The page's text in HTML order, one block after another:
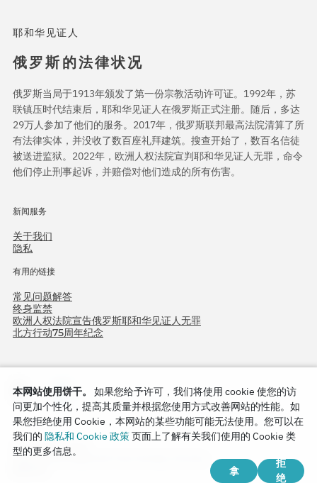
耶和华见证人
俄罗斯的法律状况
俄罗斯当局于1913年颁发了第一份宗教活动许可证。1992年，苏
联镇压时代结束后，耶和华见证人在俄罗斯正式注册。随后，多达
29万人参加了他们的服务。2017年，俄罗斯联邦最高法院清算了所
有法律实体，并没收了数百座礼拜建筑。搜查开始了，数百名信徒
被送进监狱。2022年，欧洲人权法院宣判耶和华见证人无罪，命令
他们停止刑事起诉，并赔偿对他们造成的所有伤害。
新闻服务
关于我们
隐私
有用的链接
常见问题解答
终身监禁
欧洲人权法院宣告俄罗斯耶和华见证人无罪
北方行动75周年纪念
Copyright © 2026
Watch Tower Bible and Tract Society of Korea.
本网站使用饼干。
如果您给予许可，我们将使用 cookie 使您的访
问更加个性化，提高其质量并根据您使用方式改善网站的性能。如
果您拒绝使用 Cookie，本网站的某些功能可能无法使用。您可以在
我们的 隐私和 Cookie 政策页面上了解有关我们使用的 Cookie 类
型的更多信息。
拿
拒
绝